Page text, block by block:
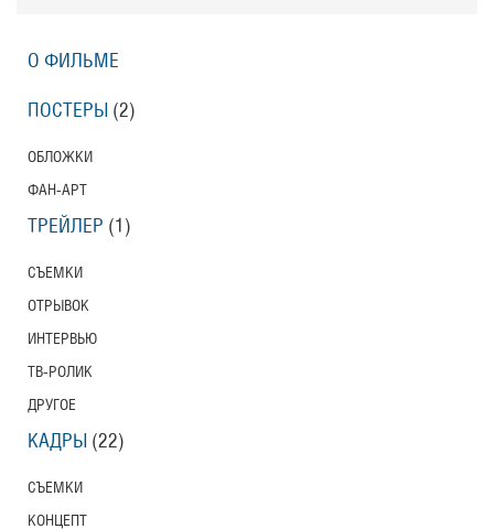
О ФИЛЬМЕ
ПОСТЕРЫ (2)
ОБЛОЖКИ
ФАН-АРТ
ТРЕЙЛЕР (1)
СЪЕМКИ
ОТРЫВОК
ИНТЕРВЬЮ
ТВ-РОЛИК
ДРУГОЕ
КАДРЫ (22)
СЪЕМКИ
КОНЦЕПТ